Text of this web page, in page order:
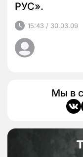
РУС».
15:43 / 30.03.09
Мы в